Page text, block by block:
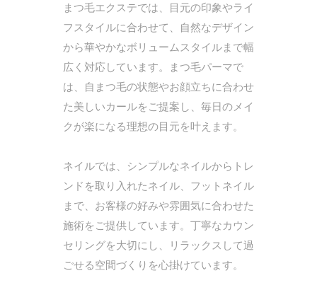
まつ毛エクステでは、目元の印象やライ
フスタイルに合わせて、自然なデザイン
から華やかなボリュームスタイルまで幅
広く対応しています。まつ毛パーマで
は、自まつ毛の状態やお顔立ちに合わせ
た美しいカールをご提案し、毎日のメイ
クが楽になる理想の目元を叶えます。
ネイルでは、シンプルなネイルからトレ
ンドを取り入れたネイル、フットネイル
まで、お客様の好みや雰囲気に合わせた
施術をご提供しています。丁寧なカウン
セリングを大切にし、リラックスして過
ごせる空間づくりを心掛けています。